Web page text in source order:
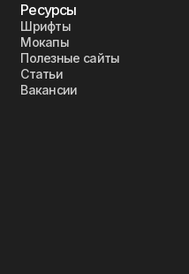
Ресурсы
Шрифты
Мокапы
Полезные сайты
Статьи
Вакансии